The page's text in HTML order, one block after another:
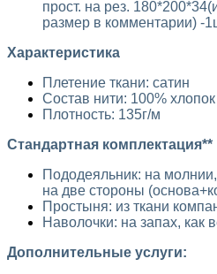
прост. на рез.
размер в комментарии) -
Характеристика
Плетение ткани: сатин
Состав нити: 100% хлопок
Плотность: 135г/м
​​Стандартная комплектация**
Пододеяльник: на
на две стороны
Простыня: из ткани
Наволочки: на запах, как
Дополнительные услуги: